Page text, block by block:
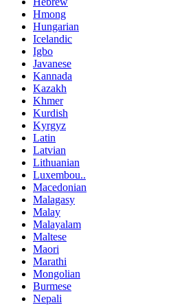
Hmong
Hungarian
Icelandic
Igbo
Javanese
Kannada
Kazakh
Khmer
Kurdish
Kyrgyz
Latin
Latvian
Lithuanian
Luxembou..
Macedonian
Malagasy
Malay
Malayalam
Maltese
Maori
Marathi
Mongolian
Burmese
Nepali